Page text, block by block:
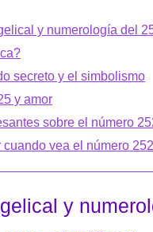
y numerología del
secreto y el simbolismo
y amor
sobre el número
cuando vea el número
y